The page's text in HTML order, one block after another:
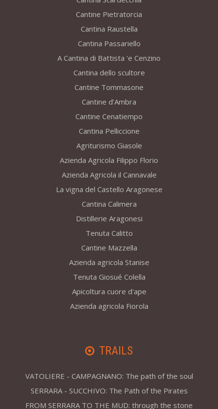
Cantine Pietratorcia
Cantina Raustella
Cantina Passariello
A Cantina di Battista 'e Cenzino
Cantina dello scultore
Cantine Tommasone
Cantine d’Ambra
Cantine Cenatiempo
Cantina Pelliccione
Agriturismo Giasole
Azienda Agricola Filippo Florio
Azienda Agricola il Cannavale
La vigna del Castello Aragonese
Cantina Calimera
Distillerie Aragonesi
Tenuta Calitto
Cantine Mazzella
Azienda agricola Stanise
Tenuta Giosué Colella
Apicoltura cuore d'ape
Azienda agricola Fiorola
TRAILS
VATOLIERE - CAMPAGNANO: The path of the soul
SERRARA - SUCCHIVO: The Path of the Pirates
FROM SERRARA TO THE MUD: through the stone